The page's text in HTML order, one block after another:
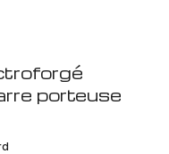
porteuse